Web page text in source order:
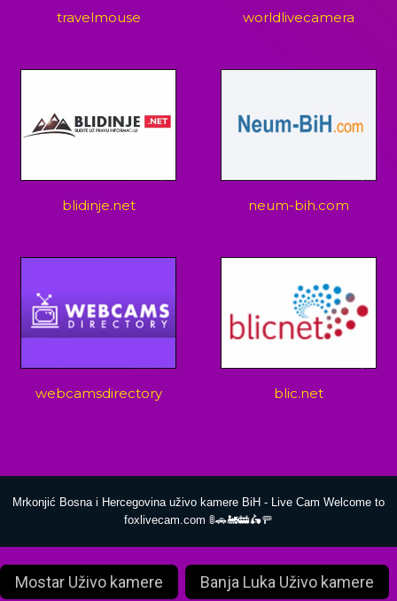
travelmouse worldlivecamera
blidinje.net neum-bih.com
webcamsdirectory blic.net
Mrkonjić Bosna i Hercegovina uživo kamere BiH - Live Cam Welcome to
foxlivecam.com 🚦🚗🚂🚋🛵🚥
Mostar Uživo kamere Banja Luka Uživo kamere